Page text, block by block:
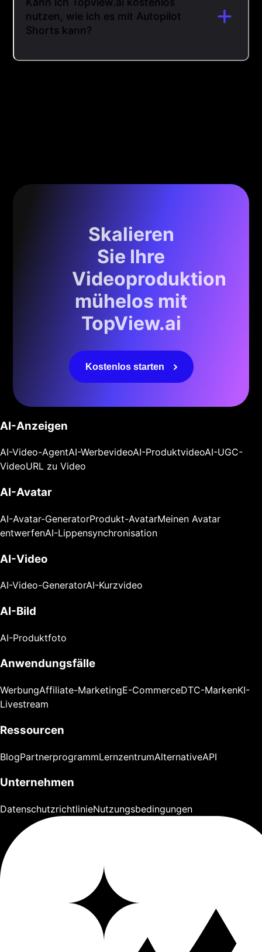
nutzen, wie ich es mit Autopilot
Shorts kann?
Skalieren
Sie Ihre
Videoproduktion
mühelos mit
TopView.ai
Kostenlos starten
AI-Anzeigen
AI-Video-AgentAI-WerbevideoAI-ProduktvideoAI-UGC-
VideoURL zu Video
AI-Avatar
AI-Avatar-GeneratorProdukt-AvatarMeinen Avatar
entwerfenAI-Lippensynchronisation
AI-Video
AI-Video-GeneratorAI-Kurzvideo
AI-Bild
AI-Produktfoto
Anwendungsfälle
WerbungAffiliate-MarketingE-CommerceDTC-MarkenKI-
Livestream
Ressourcen
BlogPartnerprogrammLernzentrumAlternativeAPI
Unternehmen
DatenschutzrichtlinieNutzungsbedingungen